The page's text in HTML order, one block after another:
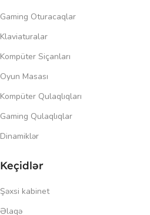
Gaming Oturacaqlar
Klaviaturalar
Kompüter Siçanları
Oyun Masası
Kompüter Qulaqlıqları
Gaming Qulaqlıqlar
Dinamiklər
Keçidlər
Şəxsi kabinet
Əlaqə